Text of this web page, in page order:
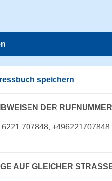
speichern
DER RUFNUMMER
707848, +496221707848,
AUF GLEICHER STRASSE